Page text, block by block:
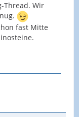
Thread. Wir
fast Mitte